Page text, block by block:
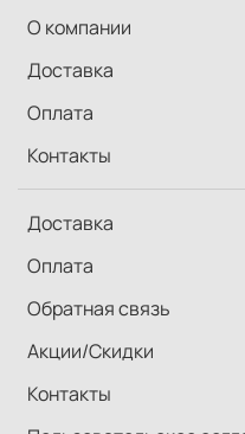
О компании
Доставка
Оплата
Контакты
Доставка
Оплата
Обратная связь
Акции/Скидки
Контакты